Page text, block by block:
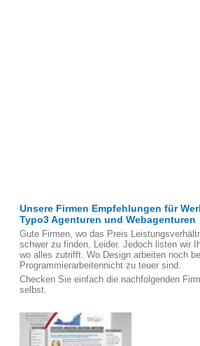
Unsere Firmen Empfehlungen für
Typo3 Agenturen und Webagenturen
Gute Firmen, wo das Preis
schwer zu finden, Leider. Jedoch listen wir
wo alles zutrifft. Wo Design arbeiten noch
Programmierarbeitennicht zu teuer sind.
Checken Sie einfach die nachfolgenden
selbst.